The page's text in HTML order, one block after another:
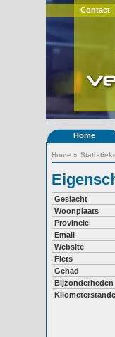
Contact
Home
Home »
Geslacht
Woonplaats
Provincie
Email
Website
Fiets
Gehad
Bijzonderheden